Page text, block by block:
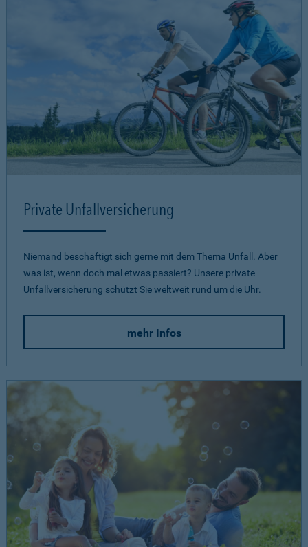
Private Unfallversicherung
Niemand beschäftigt sich gerne mit dem Thema Unfall. Aber
was ist, wenn doch mal etwas passiert? Unsere private
Unfallversicherung schützt Sie weltweit rund um die Uhr.
mehr Infos